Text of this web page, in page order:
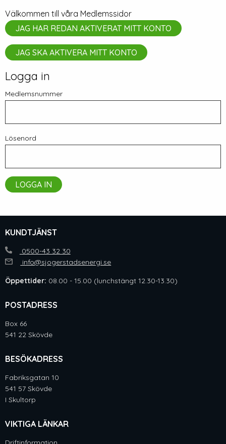
Välkommen till våra Medlemssidor
JAG HAR REDAN AKTIVERAT MITT KONTO
JAG SKA AKTIVERA MITT KONTO
Logga in
Medlemsnummer
Lösenord
LOGGA IN
KUNDTJÄNST
0500-43 32 30
info@sjogerstadsenergi.se
Öppettider: 08.00 - 15.00 (lunchstängt 12.30-13.30)
POSTADRESS
Box 66
541 22 Skövde
BESÖKADRESS
Fabriksgatan 10
541 57 Skövde
I Skultorp
VIKTIGA LÄNKAR